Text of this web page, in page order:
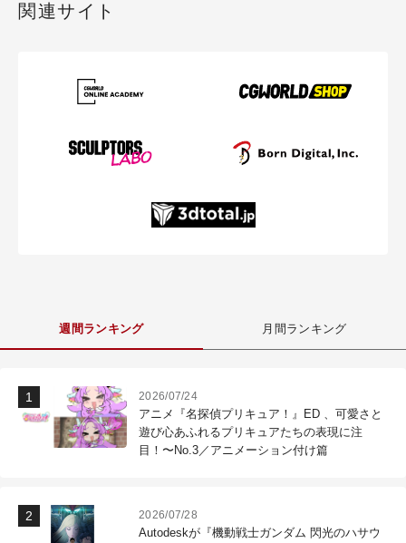
関連サイト
週間ランキング 月間ランキング
2026/07/24
アニメ『名探偵プリキュア！』ED 、可愛さと
遊び心あふれるプリキュアたちの表現に注
目！〜No.3／アニメーション付け篇
2026/07/28
Autodeskが『機動戦士ガンダム 閃光のハサウ